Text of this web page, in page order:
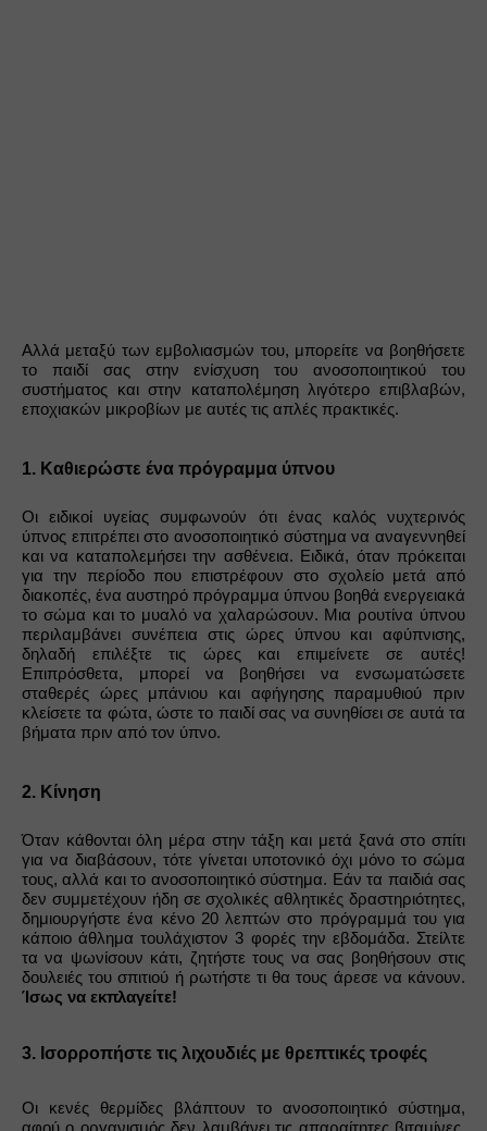
Αλλά μεταξύ των εμβολιασμών του, μπορείτε να βοηθήσετε
το παιδί σας στην ενίσχυση του ανοσοποιητικού του
συστήματος και στην καταπολέμηση λιγότερο επιβλαβών,
εποχιακών μικροβίων με αυτές τις απλές πρακτικές.
1. Καθιερώστε ένα πρόγραμμα ύπνου
Οι ειδικοί υγείας συμφωνούν ότι ένας καλός νυχτερινός
ύπνος επιτρέπει στο ανοσοποιητικό σύστημα να αναγεννηθεί
και να καταπολεμήσει την ασθένεια. Ειδικά, όταν πρόκειται
για την περίοδο που επιστρέφουν στο σχολείο μετά από
διακοπές, ένα αυστηρό πρόγραμμα ύπνου βοηθά ενεργειακά
το σώμα και το μυαλό να χαλαρώσουν. Μια ρουτίνα ύπνου
περιλαμβάνει συνέπεια στις ώρες ύπνου και αφύπνισης,
δηλαδή επιλέξτε τις ώρες και επιμείνετε σε αυτές!
Επιπρόσθετα, μπορεί να βοηθήσει να ενσωματώσετε
σταθερές ώρες μπάνιου και αφήγησης παραμυθιού πριν
κλείσετε τα φώτα, ώστε το παιδί σας να συνηθίσει σε αυτά τα
βήματα πριν από τον ύπνο.
2. Κίνηση
Όταν κάθονται όλη μέρα στην τάξη και μετά ξανά στο σπίτι
για να διαβάσουν, τότε γίνεται υποτονικό όχι μόνο το σώμα
τους, αλλά και το ανοσοποιητικό σύστημα. Εάν τα παιδιά σας
δεν συμμετέχουν ήδη σε σχολικές αθλητικές δραστηριότητες,
δημιουργήστε ένα κένο 20 λεπτών στο πρόγραμμά του για
κάποιο άθλημα τουλάχιστον 3 φορές την εβδομάδα. Στείλτε
τα να ψωνίσουν κάτι, ζητήστε τους να σας βοηθήσουν στις
δουλειές του σπιτιού ή ρωτήστε τι θα τους άρεσε να κάνουν.
Ίσως να εκπλαγείτε!
3. Ισορροπήστε τις λιχουδιές με θρεπτικές τροφές
Οι κενές θερμίδες βλάπτουν το ανοσοποιητικό σύστημα,